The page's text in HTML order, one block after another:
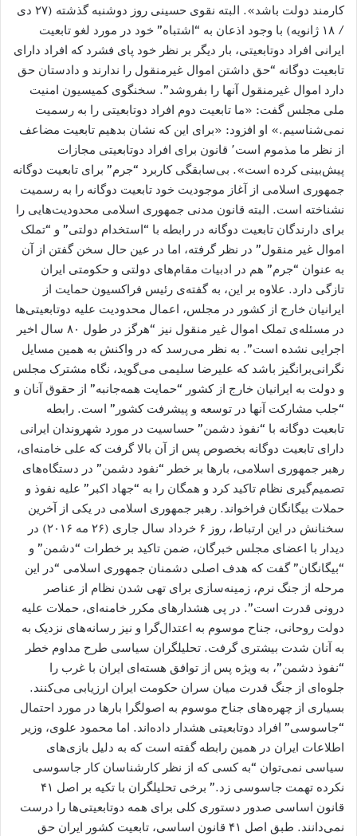
کارمند دولت باشد». البته نقوی حسینی روز دوشنبه گذشته (۲۷ دی
/ ۱۸ ژانویه) با وجود اذعان به “اشتباه” خود در مورد لغو تابعیت
ایرانی افراد دوتابعیتی، بار دیگر بر نظر خود پای فشرد که افراد دارای
تابعیت دوگانه “حق داشتن اموال غیرمنقول را ندارند و دادستان حق
دارد اموال غیرمنقول آنها را بفروشد”. سخنگوی کمیسیون امنیت
ملی مجلس گفت: «ما تابعیت دوم افراد دوتابعیتی را به رسمیت
نمی‌شناسیم.» او افزود: «برای این که نشان بدهیم تابعیت مضاعف
از نظر ما مذموم است٬ قانون برای افراد دوتابعیتی مجازات
پیش‌بینی کرده است». بی‌سابقگی کاربرد “جرم” برای تابعیت دوگانه
جمهوری اسلامی از آغاز موجودیت خود تابعیت دوگانه را به رسمیت
نشناخته است. البته قانون مدنی جمهوری اسلامی محدودیت‌هایی را
برای دارندگان تابعیت دوگانه در رابطه با “استخدام دولتی” و “تملک
اموال غیر منقول” در نظر گرفته، اما در عین حال سخن گفتن از آن
به عنوان “جرم” هم در ادبیات مقام‌های دولتی و حکومتی ایران
تازگی دارد. علاوه بر این، به گفته‌ی رئیس فراکسیون حمایت از
ایرانیان خارج از کشور در مجلس، اعمال محدودیت علیه دوتابعیتی‌ها
در مسئله‌ی تملک اموال غیر منقول نیز “هرگز در طول ۸۰ سال اخیر
اجرایی نشده است”. به نظر می‌رسد که در واکنش به همین مسایل
نگرانی‌برانگیز باشد که علیرضا سلیمی می‌گوید، نگاه مشترک مجلس
و دولت به ایرانیان خارج از کشور “حمایت همه‌جانبه” از حقوق آنان و
“جلب مشارکت آنها در توسعه و پیشرفت کشور” است. رابطه
تابعیت دوگانه با “نفوذ دشمن” حساسیت در مورد شهروندان ایرانی
دارای تابعیت دوگانه بخصوص پس از آن بالا گرفت که علی خامنه‌ای،
رهبر جمهوری اسلامی، بارها بر خطر “نفود دشمن” در دستگاه‌های
تصمیم‌گیری نظام تاکید کرد و همگان را به “جهاد اکبر” علیه نفوذ و
حملات بیگانگان فراخواند. رهبر جمهوری اسلامی در یکی از آخرین
سخنانش در این ارتباط، روز ۶ خرداد سال جاری (۲۶ مه ۲۰۱۶) در
دیدار با اعضای مجلس خبرگان، ضمن تاکید بر خطرات “دشمن” و
“بیگانگان” گفت که هدف اصلی دشمنان جمهوری اسلامی “در این
مرحله از جنگ نرم، زمینه‌سازی برای تهی شدن نظام از عناصر
درونی قدرت است”. در پی هشدارهای مکرر خامنه‌ای، حملات علیه
دولت روحانی، جناح موسوم به اعتدال‌گرا و نیز رسانه‌های نزدیک به
به آنان شدت بیشتری گرفت. تحلیلگران سیاسی طرح مداوم خطر
“نفوذ دشمن”، به ویژه پس از توافق هسته‌ای ایران با غرب را
جلوه‌ای از جنگ قدرت میان سران حکومت ایران ارزیابی می‌کنند.
بسیاری از چهره‌های جناح موسوم به اصولگرا بارها در مورد احتمال
“جاسوسی” افراد دوتابعیتی هشدار داده‌اند. اما محمود علوی، وزیر
اطلاعات ایران در همین رابطه گفته است که به دلیل بازی‌های
سیاسی نمی‌توان “به کسی که از نظر کارشناسان کار جاسوسی
نکرده تهمت جاسوسی زد.” برخی تحلیلگران با تکیه بر اصل ۴۱
قانون اساسی صدور دستوری کلی برای همه دوتابعیتی‌ها را درست
نمی‌دانند. طبق اصل ۴۱ قانون اساسی، تابعیت کشور ایران حق